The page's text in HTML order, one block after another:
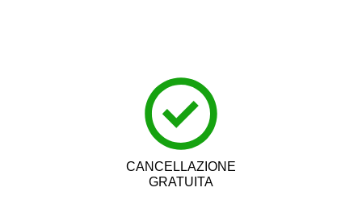
CANCELLAZIONE
GRATUITA